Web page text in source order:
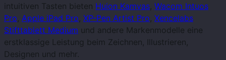
intuitiven Tasten bieten Huion Kamvas, Wacom Intuos
Pro, Apple iPad Pro, XP-Pen Artist Pro, Xencelabs
Stifttablett Medium und andere Markenmodelle eine
erstklassige Leistung beim Zeichnen, Illustrieren,
Designen und mehr.